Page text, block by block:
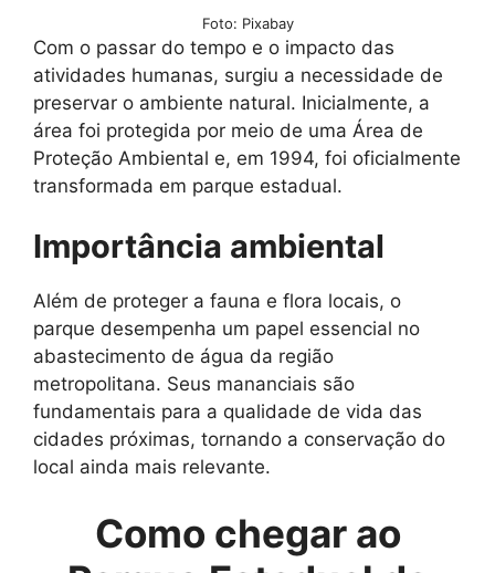
Foto: Pixabay
Com o passar do tempo e o impacto das
atividades humanas, surgiu a necessidade de
preservar o ambiente natural. Inicialmente, a
área foi protegida por meio de uma Área de
Proteção Ambiental e, em 1994, foi oficialmente
transformada em parque estadual.
Importância ambiental
Além de proteger a fauna e flora locais, o
parque desempenha um papel essencial no
abastecimento de água da região
metropolitana. Seus mananciais são
fundamentais para a qualidade de vida das
cidades próximas, tornando a conservação do
local ainda mais relevante.
Como chegar ao